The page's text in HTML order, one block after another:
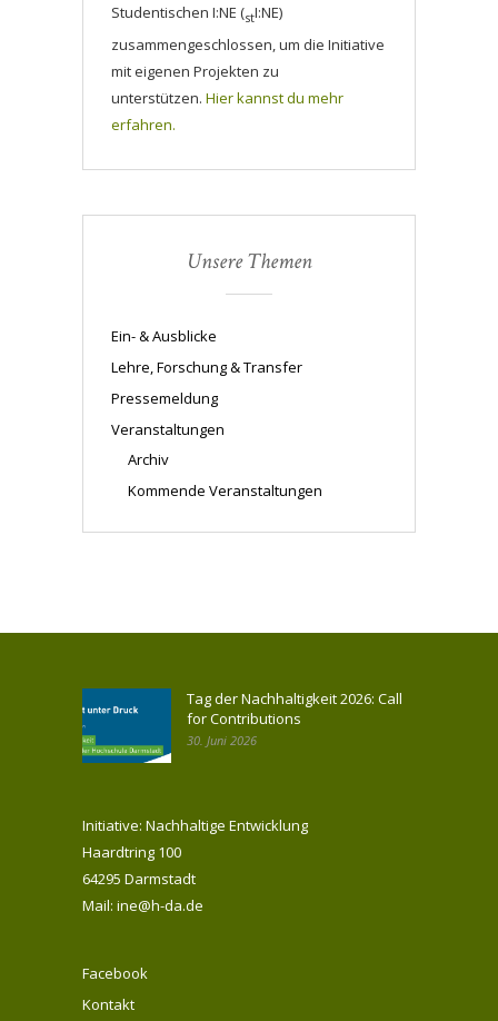
Studentischen I:NE (stI:NE)
zusammengeschlossen, um die Initiative
mit eigenen Projekten zu
unterstützen. Hier kannst du mehr
erfahren.
Unsere Themen
Ein- & Ausblicke
Lehre, Forschung & Transfer
Pressemeldung
Veranstaltungen
Archiv
Kommende Veranstaltungen
Tag der Nachhaltigkeit 2026: Call
for Contributions
30. Juni 2026
Initiative: Nachhaltige Entwicklung
Haardtring 100
64295 Darmstadt
Mail: ine@h-da.de
Facebook
Kontakt